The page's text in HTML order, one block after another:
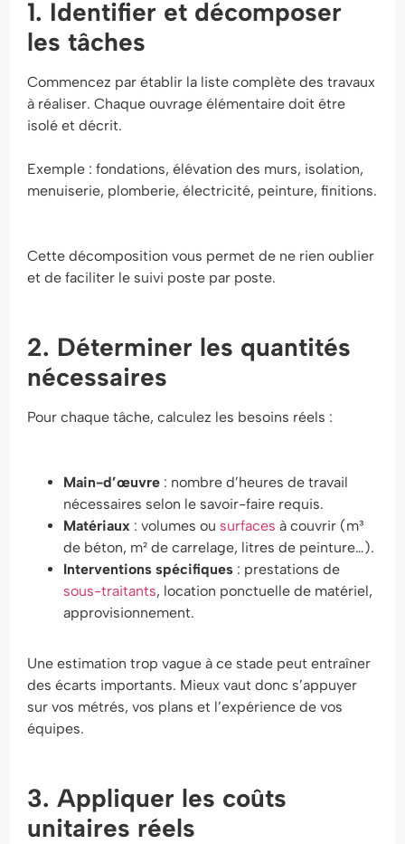
1. Identifier et décomposer
les tâches
Commencez par établir la liste complète des travaux
à réaliser. Chaque ouvrage élémentaire doit être
isolé et décrit.
Exemple : fondations, élévation des murs, isolation,
menuiserie, plomberie, électricité, peinture, finitions.
Cette décomposition vous permet de ne rien oublier
et de faciliter le suivi poste par poste.
2. Déterminer les quantités
nécessaires
Pour chaque tâche, calculez les besoins réels :
Main-d’œuvre : nombre d’heures de travail
nécessaires selon le savoir-faire requis.
Matériaux : volumes ou surfaces à couvrir (m³
de béton, m² de carrelage, litres de peinture…).
Interventions spécifiques : prestations de
sous-traitants, location ponctuelle de matériel,
approvisionnement.
Une estimation trop vague à ce stade peut entraîner
des écarts importants. Mieux vaut donc s’appuyer
sur vos métrés, vos plans et l’expérience de vos
équipes.
3. Appliquer les coûts
unitaires réels